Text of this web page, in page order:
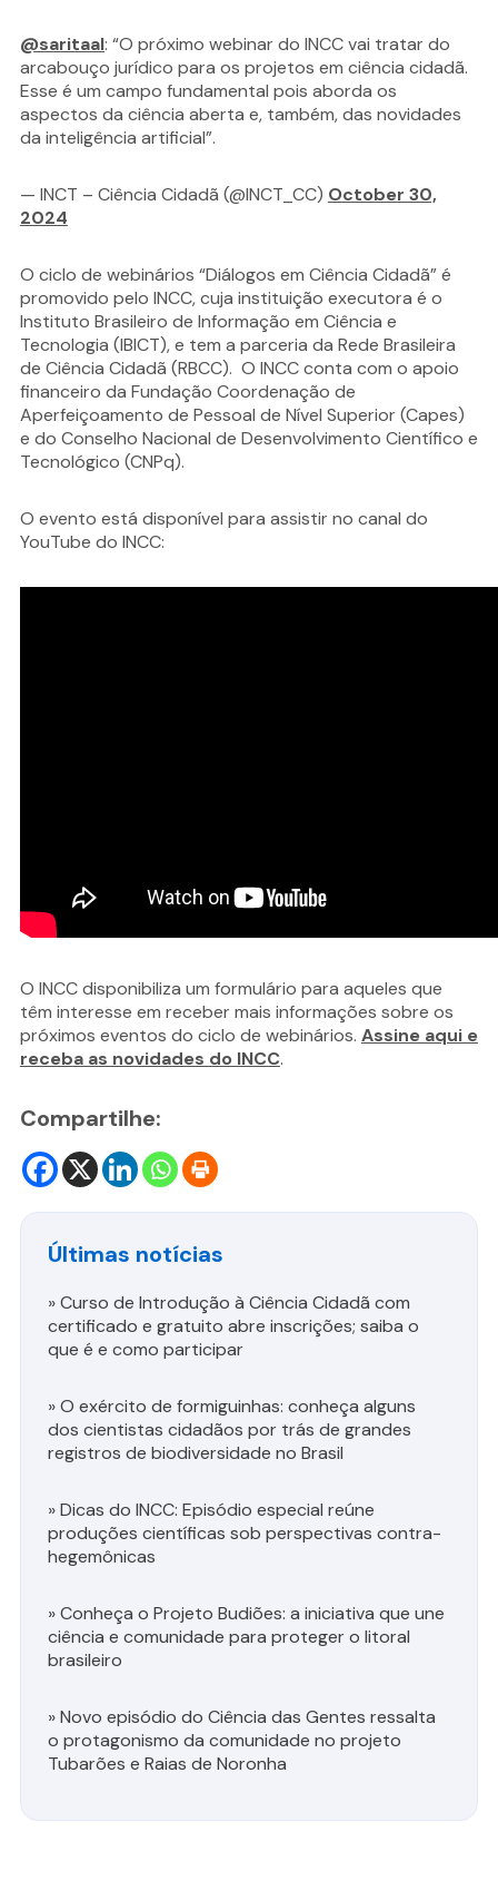
@saritaal: “O próximo webinar do INCC vai tratar do
arcabouço jurídico para os projetos em ciência cidadã.
Esse é um campo fundamental pois aborda os
aspectos da ciência aberta e, também, das novidades
da inteligência artificial”.
— INCT – Ciência Cidadã (@INCT_CC) October 30,
2024
O ciclo de webinários “Diálogos em Ciência Cidadã” é
promovido pelo INCC, cuja instituição executora é o
Instituto Brasileiro de Informação em Ciência e
Tecnologia (IBICT), e tem a parceria da Rede Brasileira
de Ciência Cidadã (RBCC). O INCC conta com o apoio
financeiro da Fundação Coordenação de
Aperfeiçoamento de Pessoal de Nível Superior (Capes)
e do Conselho Nacional de Desenvolvimento Científico e
Tecnológico (CNPq).
O evento está disponível para assistir no canal do
YouTube do INCC:
O INCC disponibiliza um formulário para aqueles que
têm interesse em receber mais informações sobre os
próximos eventos do ciclo de webinários. Assine aqui e
receba as novidades do INCC.
Compartilhe:
Últimas notícias
»Curso de Introdução à Ciência Cidadã com
certificado e gratuito abre inscrições; saiba o
que é e como participar
»O exército de formiguinhas: conheça alguns
dos cientistas cidadãos por trás de grandes
registros de biodiversidade no Brasil
»Dicas do INCC: Episódio especial reúne
produções científicas sob perspectivas contra-
hegemônicas
»Conheça o Projeto Budiões: a iniciativa que une
ciência e comunidade para proteger o litoral
brasileiro
»Novo episódio do Ciência das Gentes ressalta
o protagonismo da comunidade no projeto
Tubarões e Raias de Noronha